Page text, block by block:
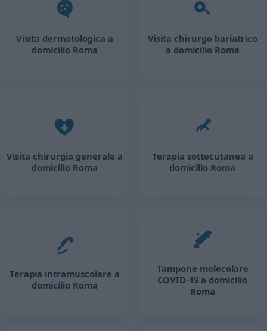
Visita dermatologica a
domicilio Roma
Visita chirurgo bariatrico
a domicilio Roma
Visita chirurgia generale a
domicilio Roma
Terapia sottocutanea a
domicilio Roma
Terapia intramuscolare a
domicilio Roma
Tampone molecolare
COVID-19 a domicilio
Roma